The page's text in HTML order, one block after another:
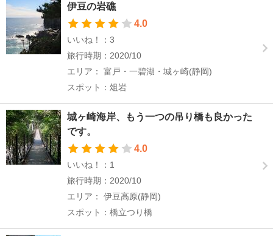
伊豆の岩礁
4.0
いいね！：3
旅行時期：2020/10
エリア： 富戸・一碧湖・城ヶ崎(静岡)
スポット：俎岩
城ヶ崎海岸、もう一つの吊り橋も良かった
です。
4.0
いいね！：1
旅行時期：2020/10
エリア： 伊豆高原(静岡)
スポット：橋立つり橋